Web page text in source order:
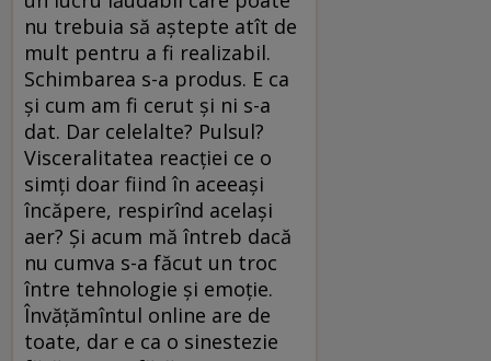
nu trebuia să aștepte atît de
mult pentru a fi realizabil.
Schimbarea s-a produs. E ca
și cum am fi cerut și ni s-a
dat. Dar celelalte? Pulsul?
Visceralitatea reacției ce o
simți doar fiind în aceeași
încăpere, respirînd același
aer? Și acum mă întreb dacă
nu cumva s-a făcut un troc
între tehnologie și emoție.
Învățămîntul online are de
toate, dar e ca o sinestezie